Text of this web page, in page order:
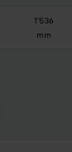
1’536
mm